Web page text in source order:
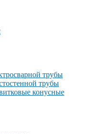
трубы
трубы
конусные